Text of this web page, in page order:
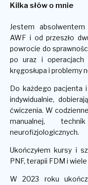
Kilka słów o mnie
Jestem absolwentem
AWF i od przeszło
powrocie do
po uraz i operacjach
kręgosłupa i problemy
Do każdego pacjenta
indywidualnie,
ćwiczenia. W
manualnej,
neurofizjologicznych.
Ukończyłem kursy i
PNF, terapii FDM i wiele
W 2023 roku